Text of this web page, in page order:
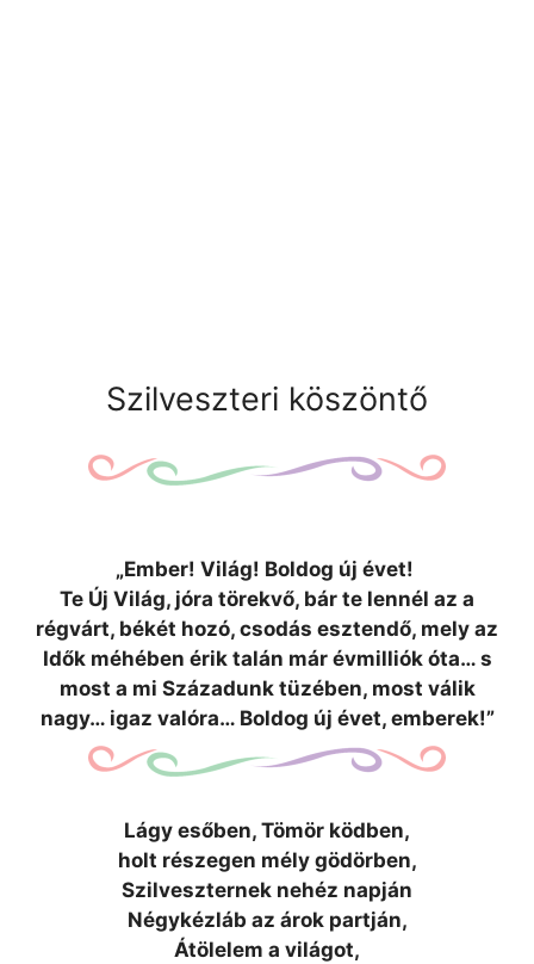
Szilveszteri köszöntő
„Ember! Világ! Boldog új évet!
Te Új Világ, jóra törekvő, bár te lennél az a
régvárt, békét hozó, csodás esztendő, mely az
Idők méhében érik talán már évmilliók óta… s
most a mi Századunk tüzében, most válik
nagy… igaz valóra… Boldog új évet, emberek!”
Lágy esőben, Tömör ködben,
holt részegen mély gödörben,
Szilveszternek nehéz napján
Négykézláb az árok partján,
Átölelem a világot,